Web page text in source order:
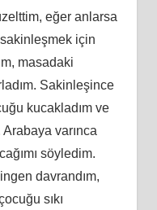
eğer anlarsa
için
masadaki
Sakinleşince
kucakladım ve
varınca
söyledim.
davrandım,
sıkı